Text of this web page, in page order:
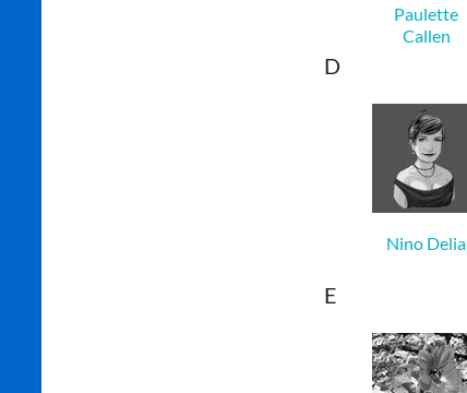
Paulette
Callen
D
Nino Delia
E